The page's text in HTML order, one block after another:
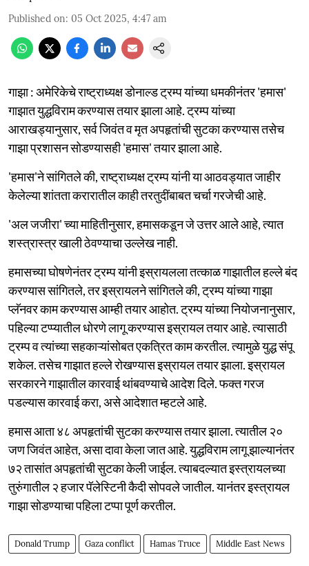
Published on: 05 Oct 2025, 4:47 am
गाझा : अमेरिकेचे राष्ट्राध्यक्ष डोनाल्ड ट्रम्प यांच्या धमकीनंतर 'हमास'
गाझात युद्धविराम करण्यास तयार झाला आहे. ट्रम्प यांच्या
आराखड्यानुसार, सर्व जिवंत व मृत अपहृतांची सुटका करण्यास तसेच
गाझा प्रशासन सोडण्यासही 'हमास' तयार झाला आहे.
'हमास'ने सांगितले की, राष्ट्राध्यक्ष ट्रम्प यांनी या आठवड्यात जाहीर
केलेल्या शांतता करारातील काही तरतुदींबाबत चर्चा गरजेची आहे.
'अल जजीरा' च्या माहितीनुसार, हमासकडून जे उत्तर आले आहे, त्यात
शस्त्रास्त्र खाली ठेवण्याचा उल्लेख नाही.
हमासच्या घोषणेनंतर ट्रम्प यांनी इस्रायलला तत्काळ गाझातील हल्ले बंद
करण्यास सांगितले, तर इस्रायलने सांगितले की, ट्रम्प यांच्या गाझा
प्लॅनवर काम करण्यास आम्ही तयार आहोत. ट्रम्प यांच्या नियोजनानुसार,
पहिल्या टप्प्यातील धोरणे लागू करण्यास इस्रायल तयार आहे. त्यासाठी
ट्रम्प व त्यांच्या सहकाऱ्यांसोबत एकत्रित काम करतील. त्यामुळे युद्ध संपू
शकेल. तसेच गाझात हल्ले रोखण्यास इस्रायल तयार झाला. इस्रायल
सरकारने गाझातील कारवाई थांबवण्याचे आदेश दिले. फक्त गरज
पडल्यास कारवाई करा, असे आदेशात म्हटले आहे.
हमास आता ४८ अपहृतांची सुटका करण्यास तयार झाला. त्यातील २०
जण जिवंत आहेत, असा दावा केला जात आहे. युद्धविराम लागू झाल्यानंतर
७२ तासांत अपहृतांची सुटका केली जाईल. त्याबदल्यात इस्त्रायलच्या
तुरुंगातील २ हजार पॅलेस्टिनी कैदी सोपवले जातील. यानंतर इस्त्रायल
गाझा सोडण्याचा पहिला टप्पा पूर्ण करतील.
Donald Trump Gaza conflict Hamas Truce Middle East News